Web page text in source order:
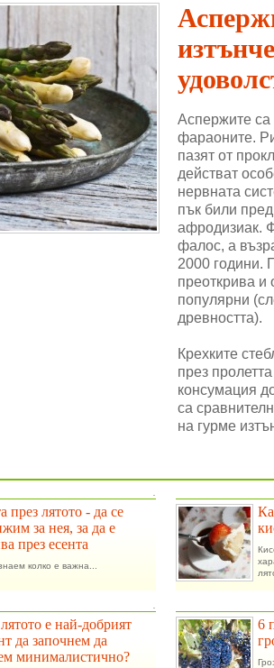
Аспержите
фараоните.
пазят от
действат
нервната
пък били
афродизиак.
фалос, а
2000 години.
преоткрива и
популярни
древността).
Крехките
през
консумация
са
на гурме
през лятото - да се
за нея, за да е
през есента
колко е важна...
е най-добрият
да започнем да
минималистично?
6